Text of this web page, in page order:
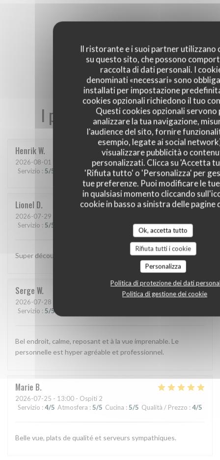
Il ristorante e i suoi partner utilizzano
su questo sito, che possono
raccolta di dati personali. I
denominati «necessari» sono
installati per impostazione
cookies opzionali richiedono il tuo
Questi cookies opzionali servono
analizzare la tua navigazione,
l'audience del sito, fornire
esempio, legate ai social
visualizzare pubblicità o
personalizzati. Clicca su 'Accetta
'Rifiuta tutto' o 'Personalizza' per
tue preferenze. Puoi modificare le
in qualsiasi momento cliccando
cookie in basso a sinistra delle pagine
Ok, accetta tutto
Rifiuta tutti i cookie
Personalizza
Politica di protezione dei dati
Politica di gestione dei cookie
I pareri dei nostri clienti
HenrikW
2026-08-01
- 19:15 - Ospiti 2
Servizio : 5/5 Atmosfera:5/5 Cucina: 5/5 Qualità / Prezzo: 5/5
Lionel D
2026-07-29
Servizio : 5/5 /5 Qualità / Prezzo:5
Super découverte en amoureux, au bord du lac
Serge W
2026-07-28
Servizio : 5/5
Bel endroit, calme, reposant et à la vue imprenable. Le
personnelle est hyper agréable et professionnel.
Marie B
2026-07-25 - 13:00 - Ospiti 2
Servizio : 4/5 Atmosfera : 5/5 Cucina : 5/5 Qualità / Prezzo : 4/5
Belle vue, plats de qualité et serveurs sympathiques.